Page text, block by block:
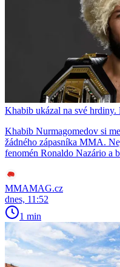
Khabib ukázal na své
Khabib Nurmagomedov si
žádného zápasníka MMA.
fenomén Ronaldo Nazário a
MMAMAG.cz
dnes, 11:52
1 min